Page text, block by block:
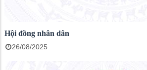
Hội đồng nhân dân
26/08/2025